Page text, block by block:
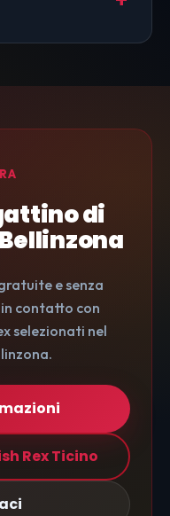
di
e senza
contatto con
selezionati nel
Rex Ticino